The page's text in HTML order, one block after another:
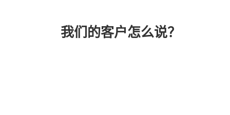
我们的客户怎么说？